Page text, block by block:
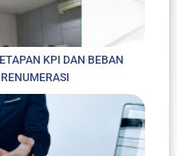
KPI DAN BEBAN